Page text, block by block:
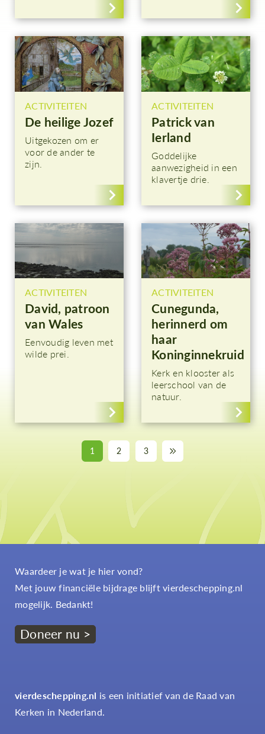
ACTIVITEITEN
De heilige Jozef
Uitgekozen om er
voor de ander te
zijn.
ACTIVITEITEN
Patrick van
Ierland
Goddelijke
aanwezigheid in een
klavertje drie.
ACTIVITEITEN
David, patroon
van Wales
Eenvoudig leven met
wilde prei.
ACTIVITEITEN
Cunegunda,
herinnerd om
haar
Koninginnekruid
Kerk en klooster als
leerschool van de
natuur.
1 2 3
Waardeer je wat je hier vond?
Met jouw financiële bijdrage blijft vierdeschepping.nl
mogelijk. Bedankt!
Doneer nu >
vierdeschepping.nl is een initiatief van de Raad van
Kerken in Nederland.